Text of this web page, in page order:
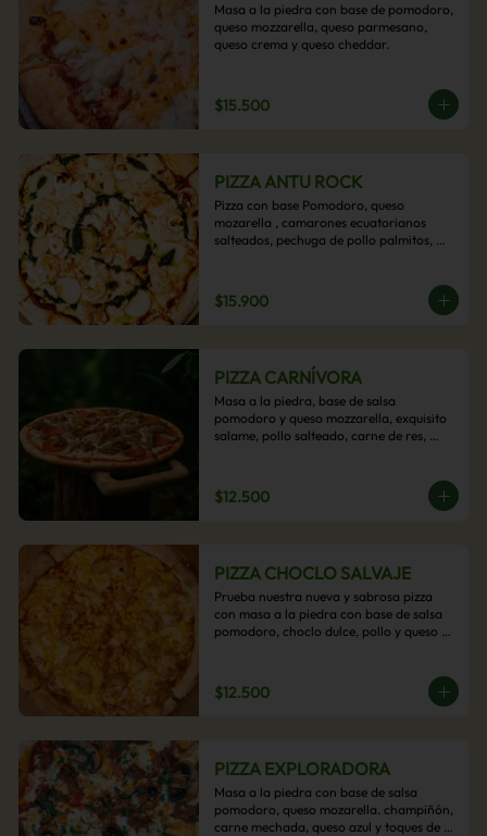
Masa a la piedra con base de pomodoro,
queso mozzarella, queso parmesano,
queso crema y queso cheddar.
$15.500
PIZZA ANTU ROCK
Pizza con base Pomodoro, queso
mozarella , camarones ecuatorianos
salteados, pechuga de pollo palmitos,
$15.900
PIZZA CARNÍVORA
Masa a la piedra, base de salsa
pomodoro y queso mozzarella, exquisito
salame, pollo salteado, carne de res,
$12.500
PIZZA CHOCLO SALVAJE
Prueba nuestra nueva y sabrosa pizza
con masa a la piedra con base de salsa
pomodoro, choclo dulce, pollo y queso
$12.500
PIZZA EXPLORADORA
Masa a la piedra con base de salsa
pomodoro, queso mozarella. champiñón,
carne mechada, queso azul y toques de